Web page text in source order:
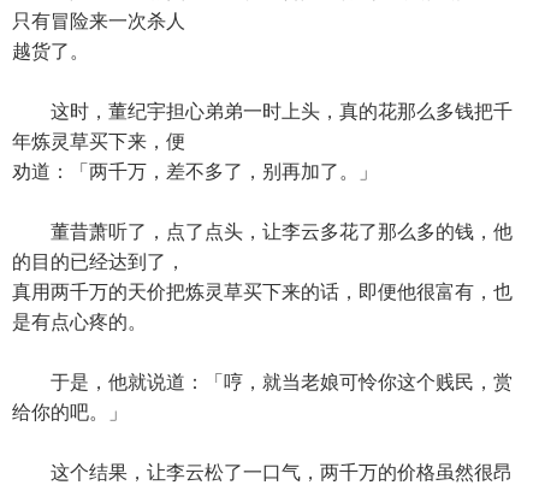
只有冒险来一次杀人
越货了。
这时，董纪宇担心弟弟一时上头，真的花那么多钱把千
年炼灵草买下来，便
劝道：「两千万，差不多了，别再加了。」
董昔萧听了，点了点头，让李云多花了那么多的钱，他
的目的已经达到了，
真用两千万的天价把炼灵草买下来的话，即便他很富有，也
是有点心疼的。
于是，他就说道：「哼，就当老娘可怜你这个贱民，赏
给你的吧。」
这个结果，让李云松了一口气，两千万的价格虽然很昂